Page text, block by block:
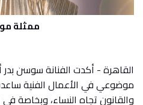
ممثلة
القاهرة - أكدت الفنانة سوسن
موضوعي في الأعمال الفنية
والقانون تجاه النساء، وبخاصة في